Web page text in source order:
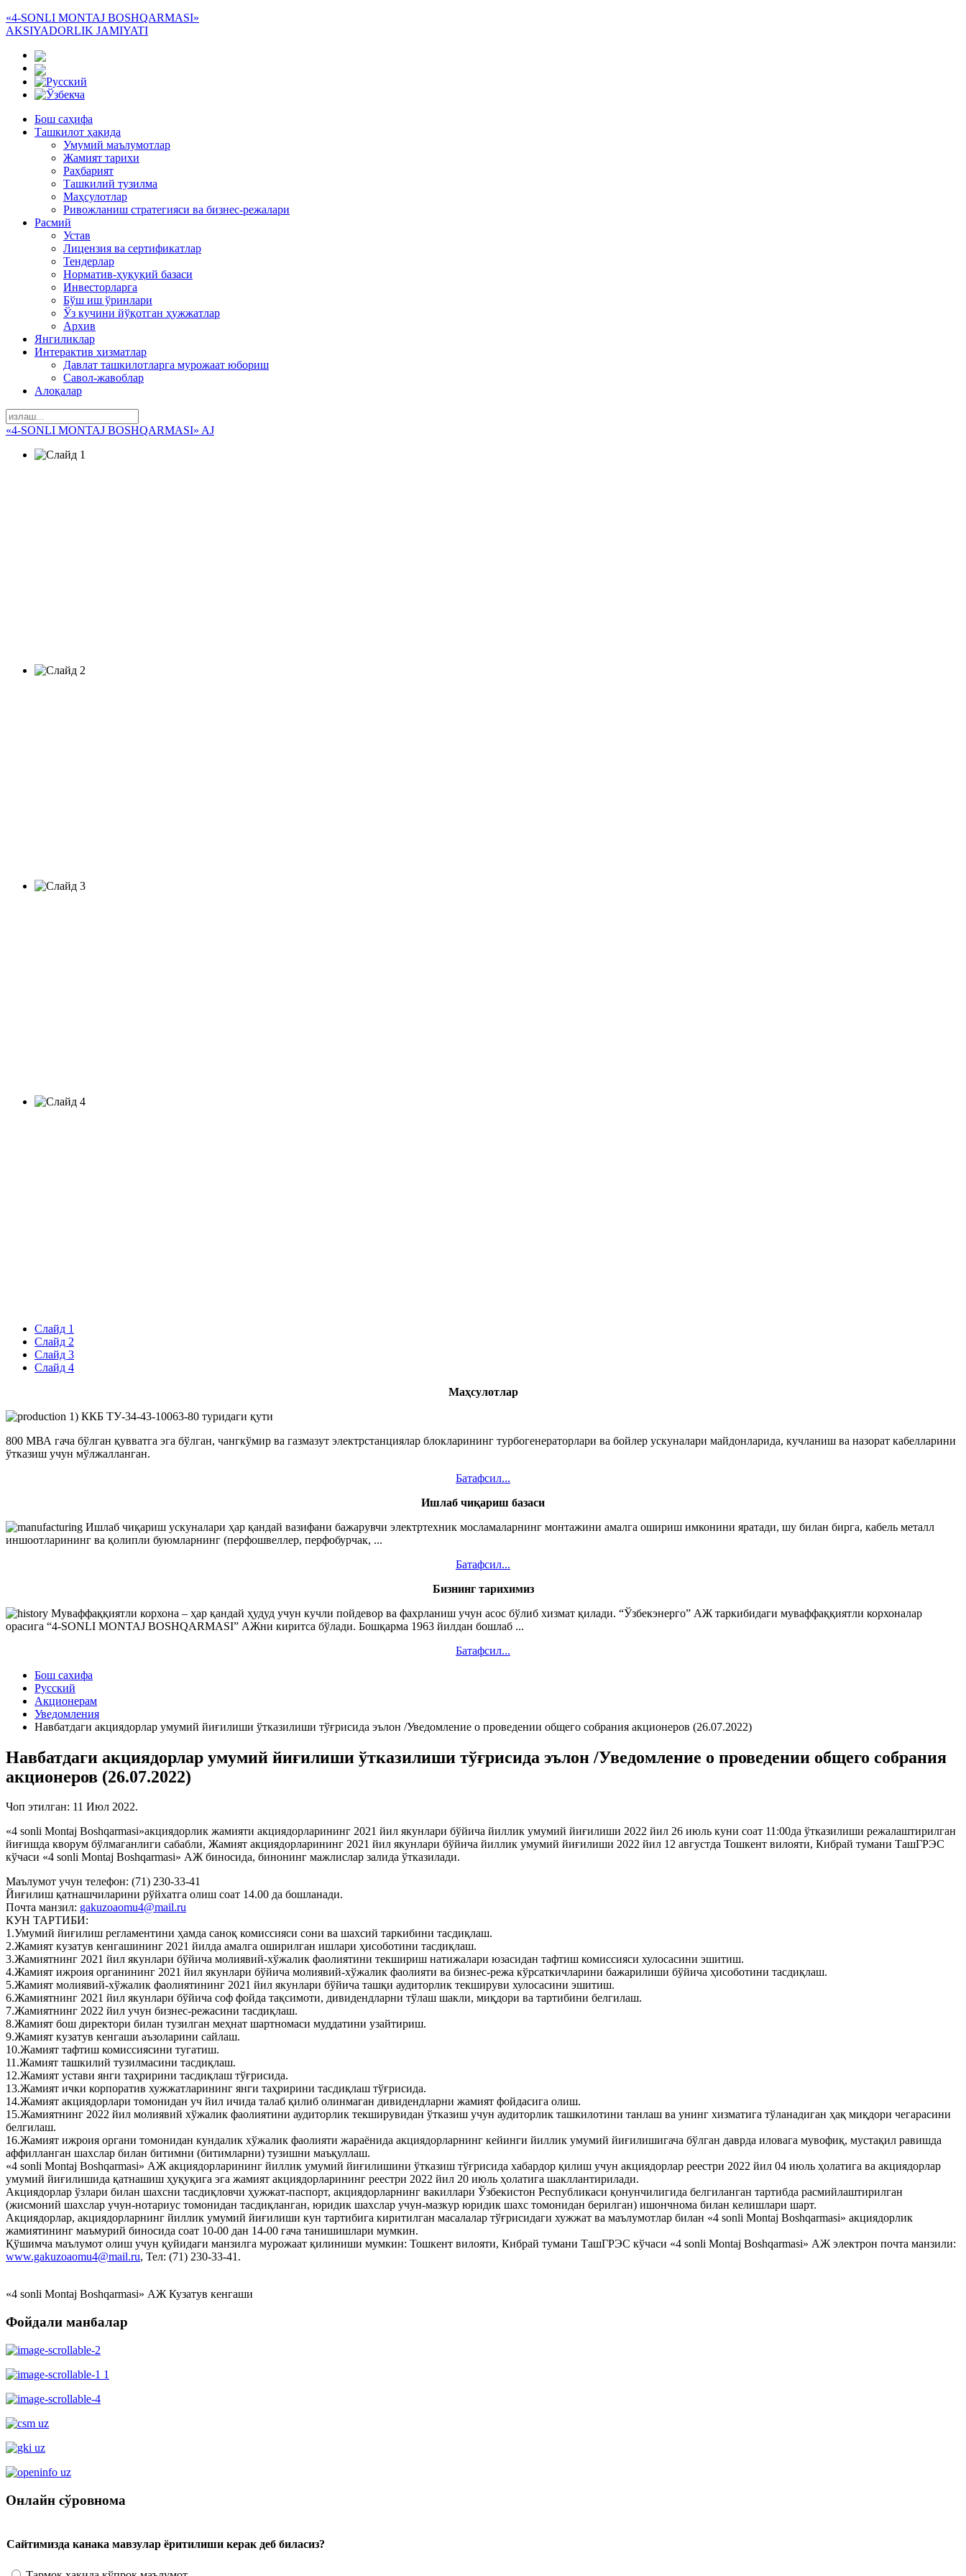
«4-SONLI MONTAJ BOSHQARMASI»
AKSIYADORLIK JAMIYATI
Бош саҳифа
Ташкилот ҳақида
Умумий маълумотлар
Жамият тарихи
Раҳбарият
Ташкилий тузилма
Маҳсулотлар
Ривожланиш стратегияси ва бизнес-режалари
Расмий
Устав
Лицензия ва сертификатлар
Тендерлар
Норматив-ҳуқуқий базаси
Инвесторларга
Бўш иш ўринлари
Ўз кучини йўқотган ҳужжатлар
Архив
Янгиликлар
Интерактив хизматлар
Давлат ташкилотларга мурожаат юбориш
Савол-жавоблар
Алоқалар
«4-SONLI MONTAJ BOSHQARMASI» AJ
Слайд 1
Слайд 2
Слайд 3
Слайд 4
Маҳсулотлар
1) ККБ ТУ-34-43-10063-80 туридаги қути
800 МВА гача бўлган қувватга эга бўлган, чангкўмир ва газмазут электрстанциялар блокларининг турбогенераторлари ва бойлер ускуналари майдонларида, кучланиш ва назорат кабелларини
ўтказиш учун мўлжалланган.
Батафсил...
Ишлаб чиқариш базаси
Ишлаб чиқариш ускуналари ҳар қандай вазифани бажарувчи электртехник мосламаларнинг монтажини амалга ошириш имконини яратади, шу билан бирга, кабель металл
иншоотларининг ва қолипли буюмларнинг (перфошвеллер, перфобурчак, ...
Батафсил...
Бизнинг тарихимиз
Муваффаққиятли корхона – ҳар қандай ҳудуд учун кучли пойдевор ва фахрланиш учун асос бўлиб хизмат қилади. “Ўзбекэнерго” АЖ таркибидаги муваффаққиятли корхоналар
орасига “4-SONLI MONTAJ BOSHQARMASI” АЖни киритса бўлади. Бошқарма 1963 йилдан бошлаб ...
Батафсил...
Бош сахифа
Русский
Акционерам
Уведомления
Навбатдаги акциядорлар умумий йиғилиши ўтказилиши тўғрисида эълон /Уведомление о проведении общего собрания акционеров (26.07.2022)
Навбатдаги акциядорлар умумий йиғилиши ўтказилиши тўғрисида эълон /Уведомление о проведении общего собрания
акционеров (26.07.2022)
Чоп этилган: 11 Июл 2022.
«4 sonli Montaj Boshqarmasi»акциядорлик жамияти акциядорларининг 2021 йил якунлари бўйича йиллик умумий йиғилиши 2022 йил 26 июль куни соат 11:00да ўтказилиши режалаштирилган
йиғишда кворум бўлмаганлиги сабабли, Жамият акциядорларининг 2021 йил якунлари бўйича йиллик умумий йиғилиши 2022 йил 12 августда Тошкент вилояти, Кибрай тумани ТашГРЭС
кўчаси «4 sonli Montaj Boshqarmasi» АЖ биносида, бинонинг мажлислар залида ўтказилади.
Маълумот учун телефон: (71) 230-33-41
Йиғилиш қатнашчиларини рўйхатга олиш соат 14.00 да бошланади.
Почта манзил: gakuzoaomu4@mail.ru
КУН ТАРТИБИ:
1.Умумий йиғилиш регламентини ҳамда саноқ комиссияси сони ва шахсий таркибини тасдиқлаш.
2.Жамият кузатув кенгашининг 2021 йилда амалга оширилган ишлари ҳисоботини тасдиқлаш.
3.Жамиятнинг 2021 йил якунлари бўйича молиявий-хўжалик фаолиятини текшириш натижалари юзасидан тафтиш комиссияси хулосасини эшитиш.
4.Жамият ижроия органининг 2021 йил якунлари бўйича молиявий-хўжалик фаолияти ва бизнес-режа кўрсаткичларини бажарилиши бўйича ҳисоботини тасдиқлаш.
5.Жамият молиявий-хўжалик фаолиятининг 2021 йил якунлари бўйича ташқи аудиторлик текшируви хулосасини эшитиш.
6.Жамиятнинг 2021 йил якунлари бўйича соф фойда тақсимоти, дивидендларни тўлаш шакли, миқдори ва тартибини белгилаш.
7.Жамиятнинг 2022 йил учун бизнес-режасини тасдиқлаш.
8.Жамият бош директори билан тузилган меҳнат шартномаси муддатини узайтириш.
9.Жамият кузатув кенгаши аъзоларини сайлаш.
10.Жамият тафтиш комиссиясини тугатиш.
11.Жамият ташкилий тузилмасини тасдиқлаш.
12.Жамият устави янги таҳририни тасдиқлаш тўғрисида.
13.Жамият ички корпоратив хужжатларининг янги таҳририни тасдиқлаш тўғрисида.
14.Жамият акциядорлари томонидан уч йил ичида талаб қилиб олинмаган дивидендларни жамият фойдасига олиш.
15.Жамиятнинг 2022 йил молиявий хўжалик фаолиятини аудиторлик текширувидан ўтказиш учун аудиторлик ташкилотини танлаш ва унинг хизматига тўланадиган ҳақ миқдори чегарасини
белгилаш.
16.Жамият ижроия органи томонидан кундалик хўжалик фаолияти жараёнида акциядорларнинг кейинги йиллик умумий йиғилишигача бўлган даврда иловага мувофиқ, мустақил равишда
аффилланган шахслар билан битимни (битимларни) тузишни маъқуллаш.
«4 sonli Montaj Boshqarmasi» АЖ акциядорларининг йиллик умумий йиғилишини ўтказиш тўғрисида хабардор қилиш учун акциядорлар реестри 2022 йил 04 июль ҳолатига ва акциядорлар
умумий йиғилишида қатнашиш ҳуқуқига эга жамият акциядорларининг реестри 2022 йил 20 июль ҳолатига шакллантирилади.
Акциядорлар ўзлари билан шахсни тасдиқловчи ҳужжат-паспорт, акциядорларнинг вакиллари Ўзбекистон Республикаси қонунчилигида белгиланган тартибда расмийлаштирилган
(жисмоний шахслар учун-нотариус томонидан тасдиқланган, юридик шахслар учун-мазкур юридик шахс томонидан берилган) ишончнома билан келишлари шарт.
Акциядорлар, акциядорларнинг йиллик умумий йиғилиши кун тартибига киритилган масалалар тўғрисидаги хужжат ва маълумотлар билан «4 sonli Montaj Boshqarmasi» акциядорлик
жамиятининг маъмурий биносида соат 10-00 дан 14-00 гача танишишлари мумкин.
Қўшимча маълумот олиш учун қуйидаги манзилга мурожаат қилиниши мумкин: Тошкент вилояти, Кибрай тумани ТашГРЭС кўчаси «4 sonli Montaj Boshqarmasi» АЖ электрон почта манзили:
www.gakuzoaomu4@mail.ru, Тел: (71) 230-33-41.
«4 sonli Montaj Boshqarmasi» АЖ Кузатув кенгаши
Фойдали манбалар
Онлайн сўровнома
Сайтимизда канака мавзулар ёритилиши керак деб биласиз?